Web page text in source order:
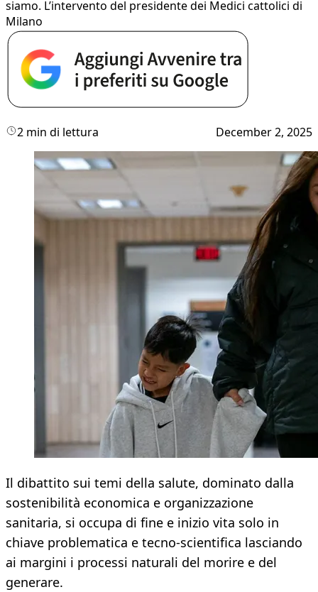
siamo. L’intervento del presidente dei Medici cattolici di
Milano
2 min di lettura December 2, 2025
Il dibattito sui temi della salute, dominato dalla
sostenibilità economica e organizzazione
sanitaria, si occupa di fine e inizio vita solo in
chiave problematica e tecno-scientifica lasciando
ai margini i processi naturali del morire e del
generare.